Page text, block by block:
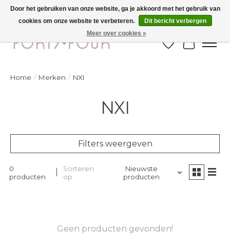
Ontdek de nieuwe najaarscollectie nu in de winkel - selectie online
Verlanglijst
Home / Merken / NXI
NXI
Filters weergeven
0
producten
Sorteren
op
Nieuwste
producten
Geen producten gevonden!
Door het gebruiken van onze website, ga je akkoord met het gebruik van
cookies om onze website te verbeteren.
Dit bericht verbergen
Meer over cookies »